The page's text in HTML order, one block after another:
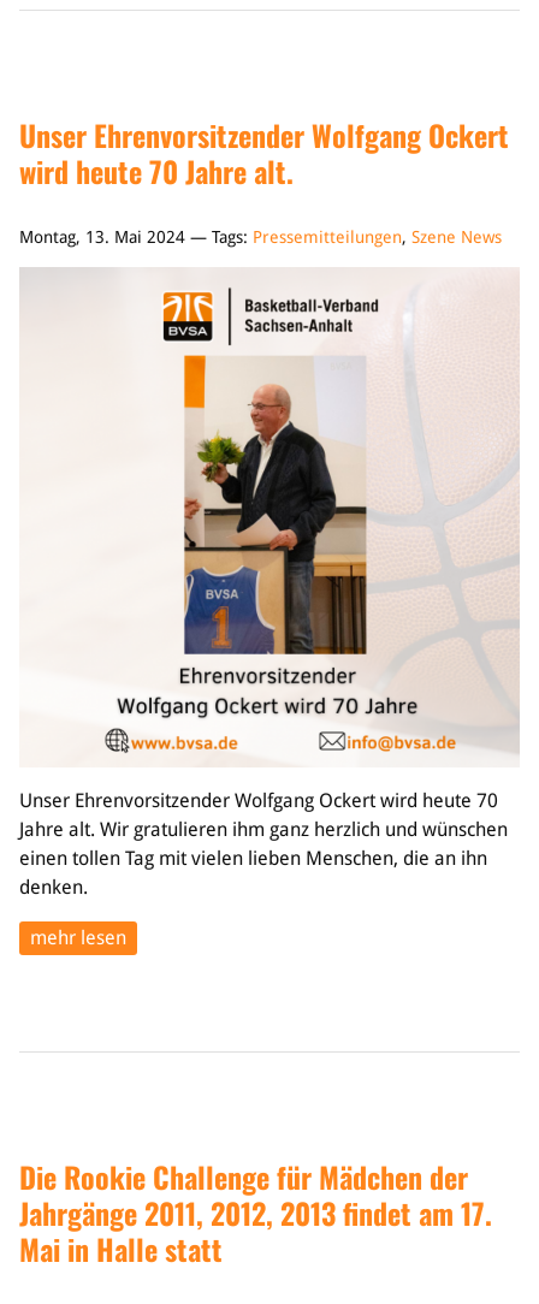
Unser Ehrenvorsitzender Wolfgang Ockert
wird heute 70 Jahre alt.
Montag, 13. Mai 2024 — Tags: Pressemitteilungen, Szene News
Unser Ehrenvorsitzender Wolfgang Ockert wird heute 70
Jahre alt. Wir gratulieren ihm ganz herzlich und wünschen
einen tollen Tag mit vielen lieben Menschen, die an ihn
denken.
mehr lesen
Die Rookie Challenge für Mädchen der
Jahrgänge 2011, 2012, 2013 findet am 17.
Mai in Halle statt